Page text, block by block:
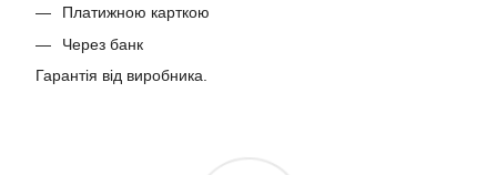
Платижною карткою
Через банк
Гарантія від виробника.